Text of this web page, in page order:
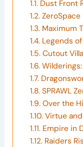
1.1.Dust Front
1.2.ZeroSpace
1.3.Maximum
1.4.Legends
1.5.Cutout
1.6.Wilderings:
1.7.
1.8.SPRAWL
1.9.Over the
1.10.Virtue and
1.11.Empire in
1.12.Raiders